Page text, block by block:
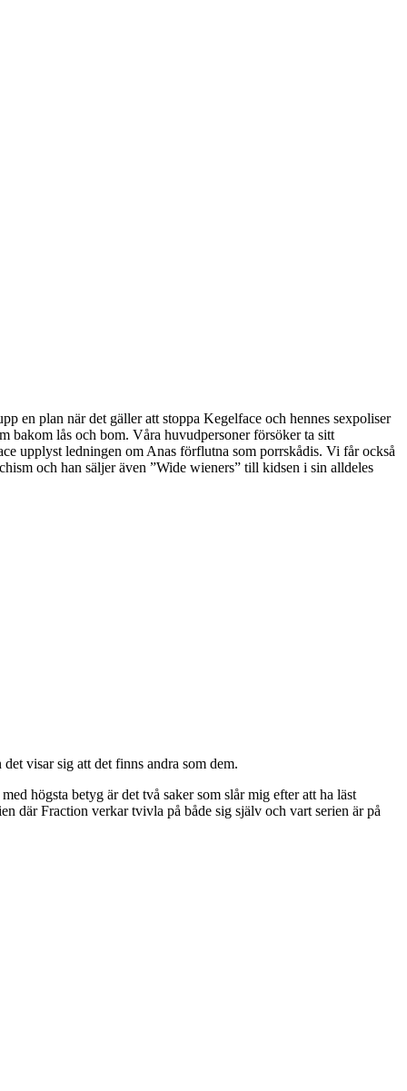
en plan när det gäller att stoppa Kegelface och hennes sexpoliser
bakom lås och bom. Våra huvudpersoner försöker ta sitt
upplyst ledningen om Anas förflutna som porrskådis. Vi får också
och han säljer även ”Wide wieners” till kidsen i sin alldeles
visar sig att det finns andra som dem.
högsta betyg är det två saker som slår mig efter att ha läst
där Fraction verkar tvivla på både sig själv och vart serien är på